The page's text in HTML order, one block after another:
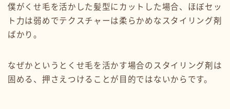
僕がくせ毛を活かした髪型にカットした場合、ほぼセッ
ト力は弱めでテクスチャーは柔らかめなスタイリング剤
ばかり。
なぜかというとくせ毛を活かす場合のスタイリング剤は
固める、押さえつけることが目的ではないからです。